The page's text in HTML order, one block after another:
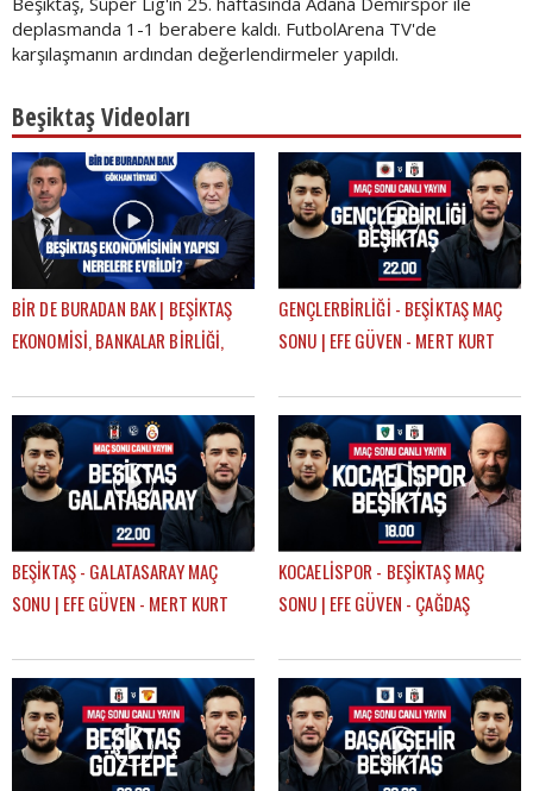
deplasmanda 1-1 berabere kaldı. FutbolArena TV'de
karşılaşmanın ardından değerlendirmeler yapıldı.
Beşiktaş Videoları
BİR DE BURADAN BAK | BEŞİKTAŞ
EKONOMİSİ, BANKALAR BİRLİĞİ,
GÖKHAN TİRYAKİ
GENÇLERBİRLİĞİ - BEŞİKTAŞ MAÇ
SONU | EFE GÜVEN - MERT KURT
BEŞİKTAŞ - GALATASARAY MAÇ
SONU | EFE GÜVEN - MERT KURT
KOCAELİSPOR - BEŞİKTAŞ MAÇ
SONU | EFE GÜVEN - ÇAĞDAŞ